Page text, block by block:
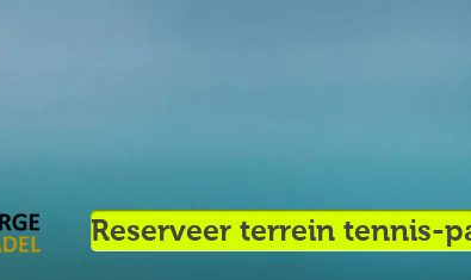
Reserveer terrein tennis-